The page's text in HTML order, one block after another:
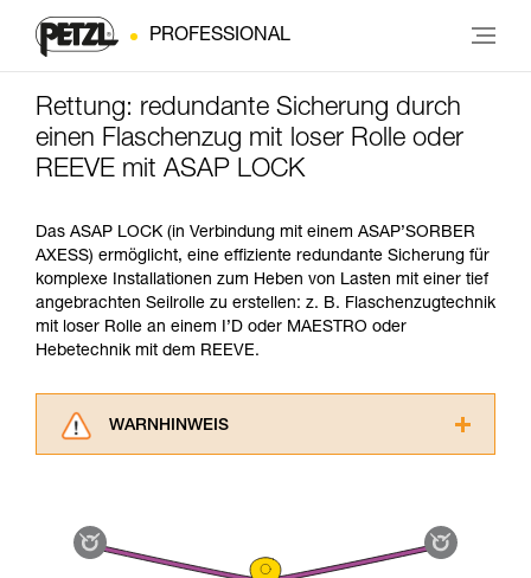
PROFESSIONAL
Rettung: redundante Sicherung durch
einen Flaschenzug mit loser Rolle oder
REEVE mit ASAP LOCK
Das ASAP LOCK (in Verbindung mit einem ASAP’SORBER
AXESS) ermöglicht, eine effiziente redundante Sicherung für
komplexe Installationen zum Heben von Lasten mit einer tief
angebrachten Seilrolle zu erstellen: z. B. Flaschenzugtechnik
mit loser Rolle an einem I’D oder MAESTRO oder
Hebetechnik mit dem REEVE.
WARNHINWEIS
verstehen zu können, müssen Sie zuerst die in